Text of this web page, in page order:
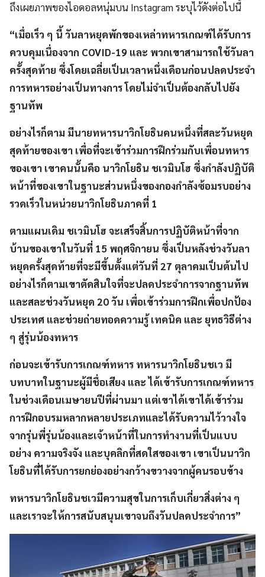
ถึงเผยภาพของไอดอลหนุ่มบน Instagram ระบุไว้ดังต่อไปนี้
“เมื่อเร็ว ๆ นี้ วันลาหยุดพักของเหล่าทหารเกณฑ์ได้รับการ
ควบคุมเนื่องจาก COVID-19 และ พวกเขาสามารถใช้วันลา
ครั้งสุดท้าย ซึ่งโดยเฉลี่ยเป็นเวลาหนึ่งเดือนก่อนปลดประจำ
การทหารอย่างเป็นทางการ โดยไม่จำเป็นต้องกลับไปยัง
ฐานทัพ
อย่างไรก็ตาม มีนายทหารนาวิกโยธินคนหนึ่งที่สละวันหยุด
สุดท้ายของเขา เพื่อที่จะเข้าร่วมการฝึกร่วมกับเพื่อนทหาร
ของเขา เขาคนนั้นคือ นาวิกโยธิน ชเวมินโฮ ซึ่งกำลังปฏิบัติ
หน้าที่ของเขาในฐานะส่วนหนึ่งของกองกำลังซ้อมรบอย่าง
รวดเร็วในหน่วยนาวิกโยธินภาคที่ 1
ตามแผนเดิม ชเวมินโฮ จะเสร็จสิ้นการปฏิบัติหน้าที่จาก
บ้านของเขาในวันที่ 15 พฤศจิกายน ซึ่งเป็นหลังช่วงวันลา
หยุดครั้งสุดท้ายที่จะมีขึ้นตั้งแต่วันที่ 27 ตุลาคมเป็นต้นไป
อย่างไรก็ตามเขาตัดสินใจที่จะปลดประจำการจากฐานทัพ
และสละช่วงวันหยุด 20 วัน เพื่อเข้าร่วมการฝึกเพื่อปกป้อง
ประเทศ และช่วยถ่ายทอดความรู้ เทคนิค และ ยุทธวิธีต่าง
ๆ สู่รุ่นน้องทหาร
ก่อนจะเข้ารับการเกณฑ์ทหาร ทหารนาวิกโยธินชเว มี
บทบาทในฐานะผู้มีชื่อเสียง และ ได้เข้ารับการเกณฑ์ทหาร
ในช่วงเดือนเมษายนปีที่ผ่านมา แต่เขาได้เขาได้เข้าร่วม
การฝึกอบรมหลากหลายประเภทและได้รับความไว้วางใจ
จากรุ่นพี่รุ่นน้องและเจ้าหน้าที่ในการทำงานที่เป็นแบบ
อย่าง ความจริงจัง และบุคลิกที่สดใสของเขา เขาเป็นนาวิก
โยธินที่ได้รับการยกย่องอย่างกว้างขวางจากผู้คนรอบข้าง
ทหารนาวิกโยธินชเวมีความสุขในการเก็บเกี่ยวสิ่งต่าง ๆ
และเราจะให้การสนับสนุนเขาจนถึงวันปลดประจำการ”